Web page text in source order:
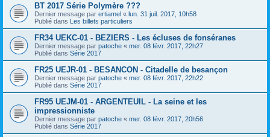
BT 2017 Série Polymère ???
Dernier message par ertiamel « lun. 31 juil. 2017, 10h58
Publié dans Les billets particuliers
FR34 UEKC-01 - BEZIERS - Les écluses de fonséranes
Dernier message par patoche « mer. 08 févr. 2017, 22h27
Publié dans Série 2017
FR25 UEJR-01 - BESANCON - Citadelle de besançon
Dernier message par patoche « mer. 08 févr. 2017, 22h22
Publié dans Série 2017
FR95 UEJM-01 - ARGENTEUIL - La seine et les
impressionniste
Dernier message par patoche « mer. 08 févr. 2017, 20h56
Publié dans Série 2017